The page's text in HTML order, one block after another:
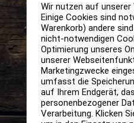
Wir nutzen auf unserer
Einige Cookies sind
Warenkorb) andere
nicht-notwendigen
Optimierung unseres
unserer
Marketingzwecke
umfasst die
auf Ihrem Endgerät,
personenbezogener
Verarbeitung. Klicken